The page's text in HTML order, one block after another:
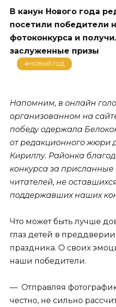
В канун Нового года
посетили победители
фотоконкурса и
заслуженные призы
#НОВЫЙ ГОД
Напомним, в онлайн
организованном на
победу одержала
от редакционного жюри
Кириллу. Районка
конкурса за
читателей, не
поддержавших наших
Что может быть лучше
глаз детей в
праздника. О своих
наши победители.
— Отправляя
честно, не сильно